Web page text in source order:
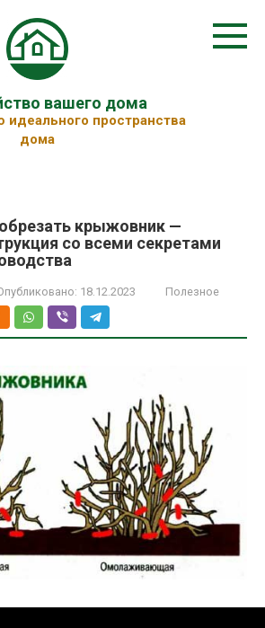
вашего дома
идеального пространства
дома
крыжовник —
со всеми секретами
18.12.2023 Полезное